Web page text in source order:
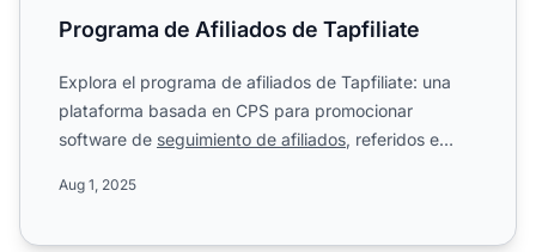
Programa de Afiliados de Tapfiliate
Explora el programa de afiliados de Tapfiliate: una
plataforma basada en CPS para promocionar
software de seguimiento de afiliados, referidos e
Aug 1, 2025